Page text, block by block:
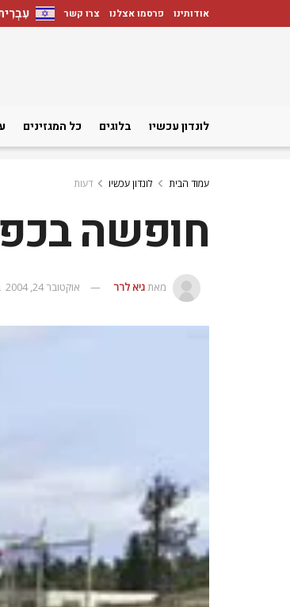
אודותינו פרסמו אצלנו צרו קשר
לונדון עכשיו בלוגים כל המגזינים
עמוד הבית לונדון עכשיו דעות
חופשה
מאתגיא לרר אוקטובר 24, 2004